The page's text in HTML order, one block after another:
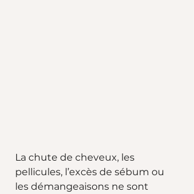
La chute de cheveux, les
pellicules, l’excès de sébum ou
les démangeaisons ne sont